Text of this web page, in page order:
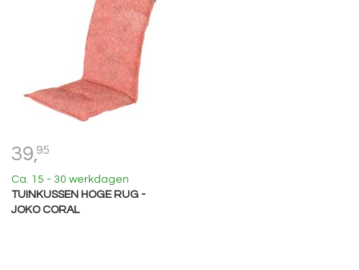
39,95
Ca. 15 - 30 werkdagen
TUINKUSSEN HOGE RUG -
JOKO CORAL